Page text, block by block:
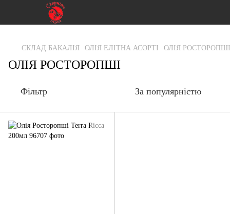
gtag('js', new Date()); gtag('config', 'G-RFXCKGNRF7');
СКЛАД БАКАЛІЯ ОЛІЯ ЕЛІТНА АСОРТІ ОЛІЯ РОСТОРОПШІ
ОЛІЯ РОСТОРОПШІ
Фільтр За популярністю